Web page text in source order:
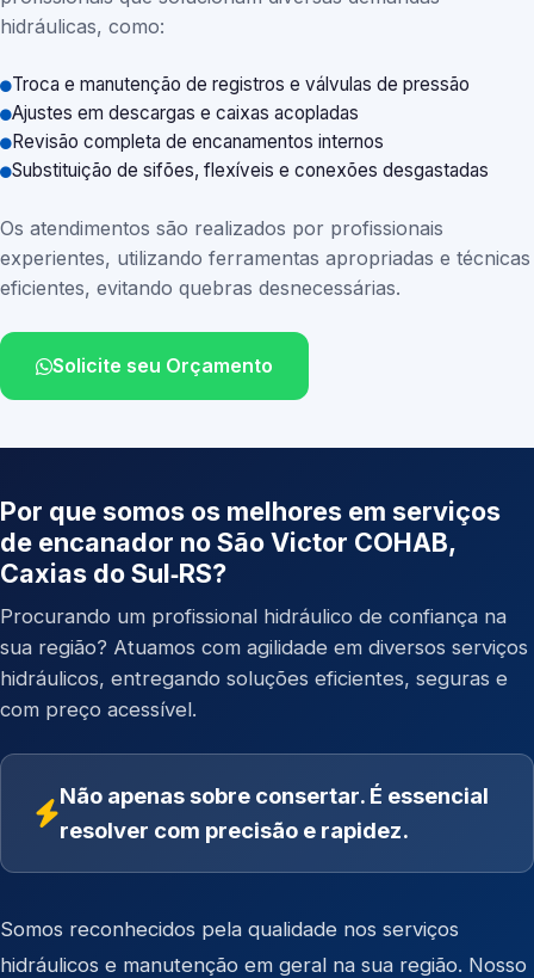
hidráulicas, como:
Troca e manutenção de registros e válvulas de pressão
Ajustes em descargas e caixas acopladas
Revisão completa de encanamentos internos
Substituição de sifões, flexíveis e conexões desgastadas
Os atendimentos são realizados por profissionais
experientes, utilizando ferramentas apropriadas e técnicas
eficientes, evitando quebras desnecessárias.
Solicite seu Orçamento
Por que somos os melhores em serviços
de encanador no São Victor COHAB,
Caxias do Sul‑RS?
Procurando um profissional hidráulico de confiança na
sua região? Atuamos com agilidade em diversos serviços
hidráulicos, entregando soluções eficientes, seguras e
com preço acessível.
Não apenas sobre consertar. É essencial
resolver com precisão e rapidez.
Somos reconhecidos pela qualidade nos serviços
hidráulicos e manutenção em geral na sua região. Nosso